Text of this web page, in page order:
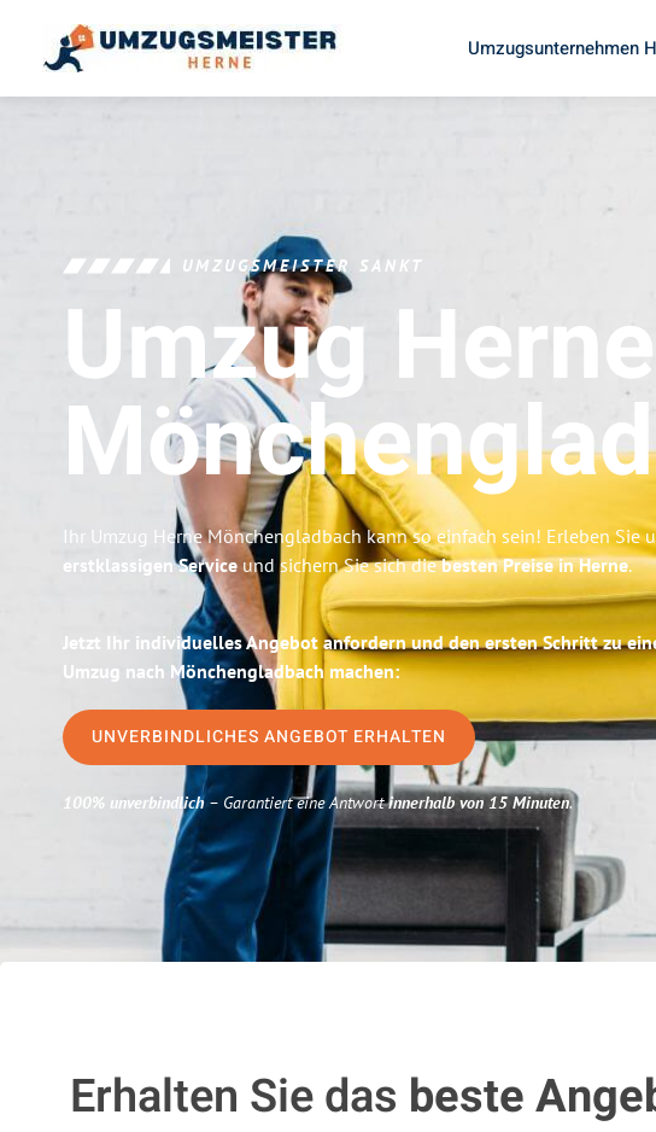
Umzugsunternehmen
UMZUGSMEISTER SANKT
Umzug Herne
Ihr Umzug Herne Mönchengladbach kann so einfach sein! Erleben Sie
erstklassigen Service und sichern Sie sich diebesten Preise in Herne.
Jetzt Ihr individuelles Angebot anfordern und den ersten Schritt zu
Umzug nach Mönchengladbach machen:
UNVERBINDLICHES ANGEBOT ERHALTEN
100% unverbindlich– Garantiert eine Antwortinnerhalb von 15 Minuten.
Erhalten Sie das beste